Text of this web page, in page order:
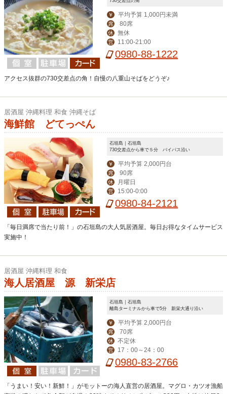
￥ 平均予算 1,000円未満
席 80席
休 無休
営 11:00-21:00
0980-88-1222
アクセス抜群の730交差点の角！自慢の八重山そばをどうぞ♪
居酒屋 沖縄料理 和食 沖縄そば
海鮮館 どてっぺん
石垣島｜石垣島
730交差点から車で５分 バイパス沿い
￥ 平均予算 2,000円台
席 90席
休 月曜日
営 15:00‐0:00
0980-84-2121
「毎日満席で当たり前！」の石垣島の大人気居酒屋。毎日お得なタイムサービス
実施中！
居酒屋 沖縄料理 和食
海人居酒屋 源 新栄店
石垣島｜石垣島
離島ターミナルから車で5分 新栄大通り沿い
￥ 平均予算 2,000円台
席 70席
休 不定休
営 17：00～24：00
0980-83-2766
「うまい！安い！新鮮！」がモットーの海人直営の居酒屋。マグロ・カツオ漁船